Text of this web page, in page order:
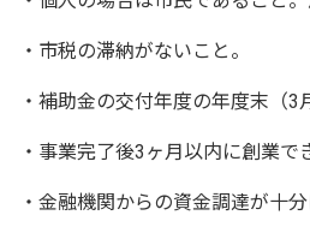
・市税の滞納がないこと。
・補助金の交付年度の年度末（3
・事業完了後3ヶ月以内に創業で
・金融機関からの資金調達が十分